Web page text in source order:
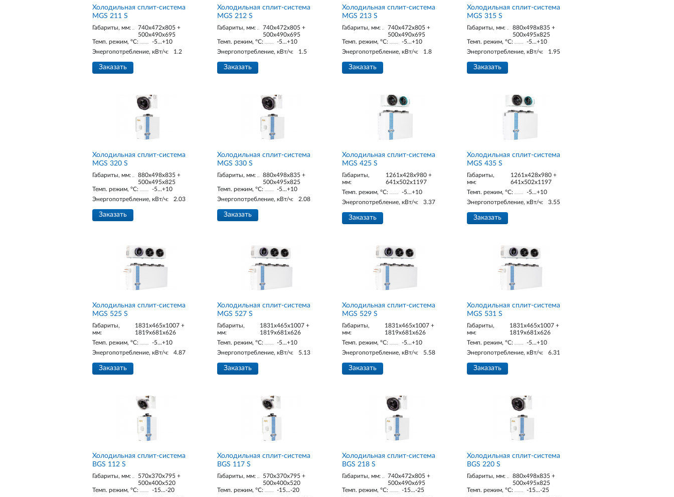
Холодильная сплит-система
MGS 211 S
Габариты, мм:
740x472x805 +
500x490x695
Темп. режим, °С:
-5...+10
Энергопотребление, кВт/ч:
1.2
Заказать
Холодильная сплит-система
MGS 212 S
Габариты, мм:
740x472x805 +
500x490x695
Темп. режим, °С:
-5...+10
Энергопотребление, кВт/ч:
1.5
Заказать
Холодильная сплит-система
MGS 213 S
Габариты, мм:
740x472x805 +
500x490x695
Темп. режим, °С:
-5...+10
Энергопотребление, кВт/ч:
1.8
Заказать
Холодильная сплит-система
MGS 315 S
Габариты, мм:
880x498x835 +
500x495x825
Темп. режим, °С:
-5...+10
Энергопотребление, кВт/ч:
1.95
Заказать
Холодильная сплит-система
MGS 320 S
Габариты, мм:
880x498x835 +
500x495x825
Темп. режим, °С:
-5...+10
Энергопотребление, кВт/ч:
2.03
Заказать
Холодильная сплит-система
MGS 330 S
Габариты, мм:
880x498x835 +
500x495x825
Темп. режим, °С:
-5...+10
Энергопотребление, кВт/ч:
2.08
Заказать
Холодильная сплит-система
MGS 425 S
Габариты,
мм:
1261x428x980 +
641x502x1197
Темп. режим, °С:
-5...+10
Энергопотребление, кВт/ч:
3.37
Заказать
Холодильная сплит-система
MGS 435 S
Габариты,
мм:
1261x428x980 +
641x502x1197
Темп. режим, °С:
-5...+10
Энергопотребление, кВт/ч:
3.55
Заказать
Холодильная сплит-система
MGS 525 S
Габариты,
мм:
1831x465x1007 +
1819x681x626
Темп. режим, °С:
-5...+10
Энергопотребление, кВт/ч:
4.87
Заказать
Холодильная сплит-система
MGS 527 S
Габариты,
мм:
1831x465x1007 +
1819x681x626
Темп. режим, °С:
-5...+10
Энергопотребление, кВт/ч:
5.13
Заказать
Холодильная сплит-система
MGS 529 S
Габариты,
мм:
1831x465x1007 +
1819x681x626
Темп. режим, °С:
-5...+10
Энергопотребление, кВт/ч:
5.58
Заказать
Холодильная сплит-система
MGS 531 S
Габариты,
мм:
1831x465x1007 +
1819x681x626
Темп. режим, °С:
-5...+10
Энергопотребление, кВт/ч:
6.31
Заказать
Холодильная сплит-система
BGS 112 S
Габариты, мм:
570x370x795 +
500x400x520
Темп. режим, °С:
-15...-20
Холодильная сплит-система
BGS 117 S
Габариты, мм:
570x370x795 +
500x400x520
Темп. режим, °С:
-15...-20
Холодильная сплит-система
BGS 218 S
Габариты, мм:
740x472x805 +
500x490x695
Темп. режим, °С:
-15...-25
Холодильная сплит-система
BGS 220 S
Габариты, мм:
880x498x835 +
500x495x825
Темп. режим, °С:
-15...-25